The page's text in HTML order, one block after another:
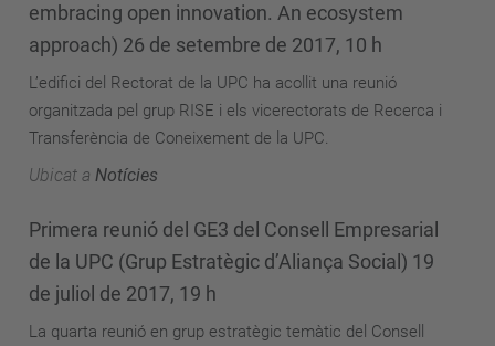
embracing open innovation. An ecosystem
approach) 26 de setembre de 2017, 10 h
L’edifici del Rectorat de la UPC ha acollit una reunió
organitzada pel grup RISE i els vicerectorats de Recerca i
Transferència de Coneixement de la UPC.
Ubicat a Notícies
Primera reunió del GE3 del Consell Empresarial
de la UPC (Grup Estratègic d’Aliança Social) 19
de juliol de 2017, 19 h
La quarta reunió en grup estratègic temàtic del Consell